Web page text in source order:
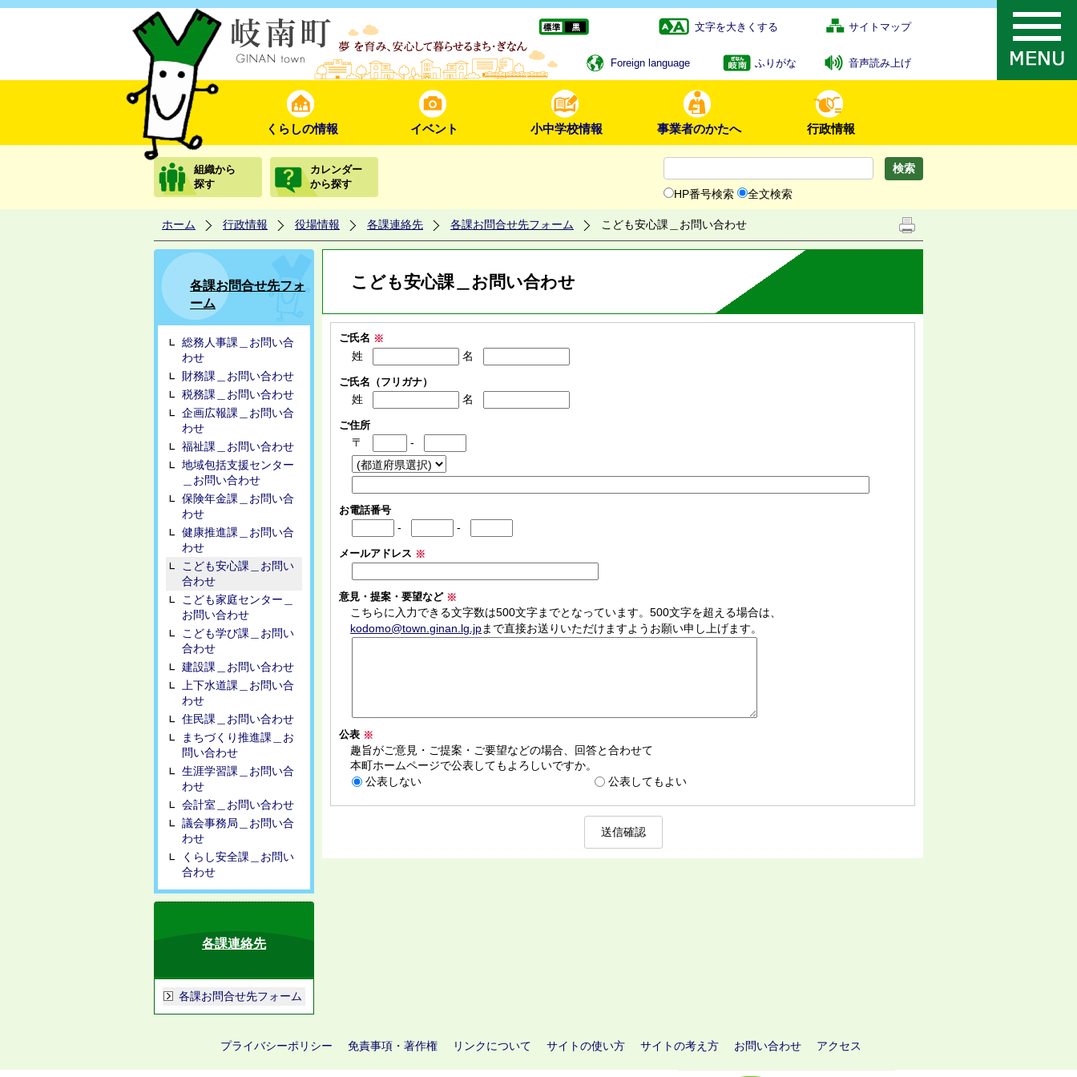
文字を大きくする サイトマップ
Foreign language ふりがな 音声読み上げ
くらしの情報 イベント 小中学校情報 事業者のかたへ 行政情報
組織から
探す
カレンダー
から探す
HP番号検索 全文検索
ホーム 行政情報 役場情報 各課連絡先 各課お問合せ先フォーム こども安心課＿お問い合わせ
各課お問合せ先フォ
ーム
総務人事課＿お問い合
わせ
財務課＿お問い合わせ
税務課＿お問い合わせ
企画広報課＿お問い合
わせ
福祉課＿お問い合わせ
地域包括支援センター
＿お問い合わせ
保険年金課＿お問い合
わせ
健康推進課＿お問い合
わせ
こども安心課＿お問い
合わせ
こども家庭センター＿
お問い合わせ
こども学び課＿お問い
合わせ
建設課＿お問い合わせ
上下水道課＿お問い合
わせ
住民課＿お問い合わせ
まちづくり推進課＿お
問い合わせ
生涯学習課＿お問い合
わせ
会計室＿お問い合わせ
議会事務局＿お問い合
わせ
くらし安全課＿お問い
合わせ
各課連絡先
各課お問合せ先フォーム
こども安心課＿お問い合わせ
ご氏名 ※
姓 名
ご氏名（フリガナ）
姓 名
ご住所
〒 -
お電話番号
- -
メールアドレス ※
意見・提案・要望など ※
こちらに入力できる文字数は500文字までとなっています。500文字を超える場合は、
kodomo@town.ginan.lg.jpまで直接お送りいただけますようお願い申し上げます。
公表 ※
趣旨がご意見・ご提案・ご要望などの場合、回答と合わせて
本町ホームページで公表してもよろしいですか。
公表しない
公表してもよい
プライバシーポリシー 免責事項・著作権 リンクについて サイトの使い方 サイトの考え方 お問い合わせ アクセス